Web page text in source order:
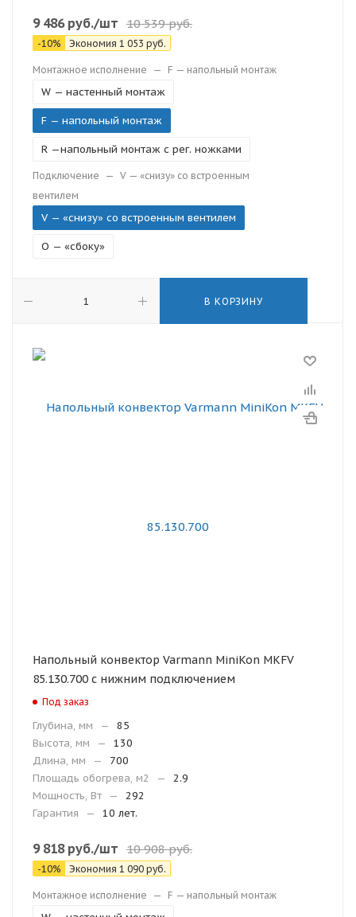
9 486руб./шт 10 539руб.
-10% Экономия 1 053 руб.
Монтажное исполнение — F — напольный монтаж
W — настенный монтаж
F — напольный монтаж
R —напольный монтаж с рег. ножками
Подключение — V — «снизу» со встроенным
вентилем
V — «снизу» со встроенным вентилем
O — «сбоку»
В КОРЗИНУ
Напольный конвектор Varmann MiniKon MKFV
85.130.700 с нижним подключением
Под заказ
Глубина, мм —
85
Высота, мм
—
130
Длина, мм
—
700
Площадь обогрева, м2
—
2.9
Мощность, Вт
—
292
Гарантия
— 10 лет.
9 818руб./шт 10 908руб.
-10% Экономия 1 090 руб.
Монтажное исполнение — F — напольный монтаж